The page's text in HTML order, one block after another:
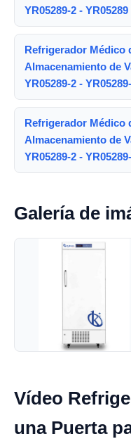
YR05289-2 -
Refrigerador Médico
Almacenamiento de
YR05289-2 -
Refrigerador Médico
Almacenamiento de
YR05289-2 -
Galería de
Vídeo
una Puerta